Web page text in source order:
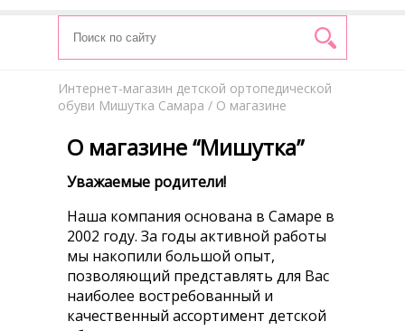
Интернет-магазин детской ортопедической
обуви Мишутка Самара / О магазине
О магазине “Мишутка”
Уважаемые родители!
Наша компания основана в Самаре в
2002 году. За годы активной работы
мы накопили большой опыт,
позволяющий представлять для Вас
наиболее востребованный и
качественный ассортимент детской